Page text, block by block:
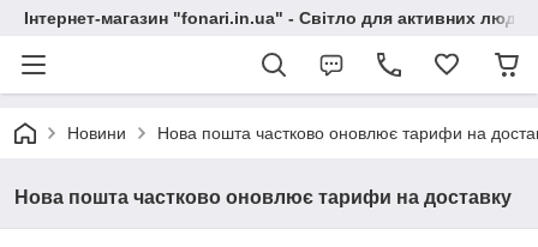
Інтернет-магазин "fonari.in.ua" - Світло для активних людей
Новини Нова пошта частково оновлює тарифи на
Нова пошта частково оновлює тарифи на доставку